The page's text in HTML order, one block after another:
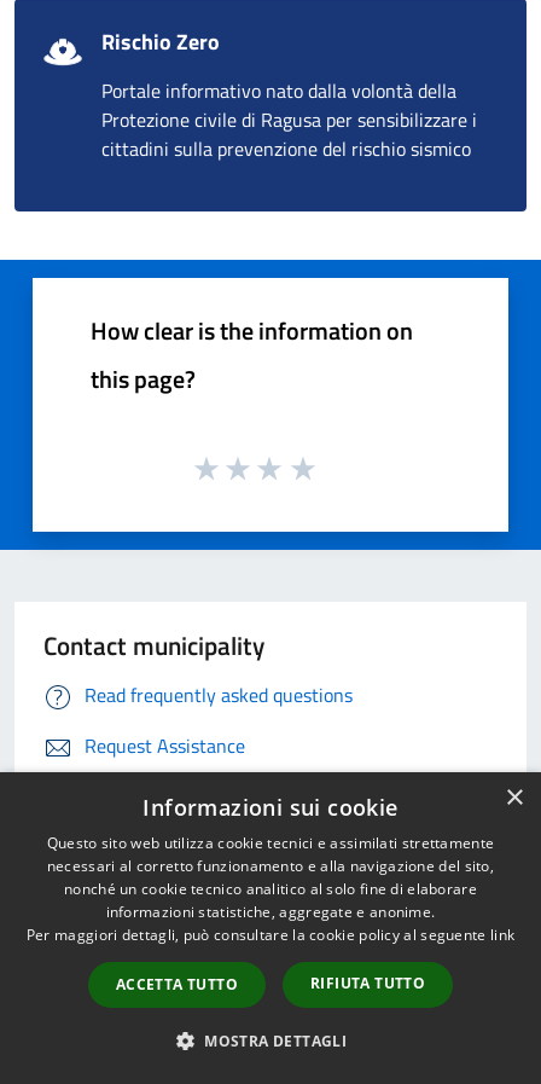
Rischio Zero
Portale informativo nato dalla volontà della
Protezione civile di Ragusa per sensibilizzare i
cittadini sulla prevenzione del rischio sismico
How clear is the information on
this page?
Contact municipality
Read frequently asked questions
Request Assistance
Call the municipality 0932676111
Book an appointment
problems in the city
Report inefficiency
×
Informazioni sui cookie
Questo sito web utilizza cookie tecnici e assimilati strettamente
necessari al corretto funzionamento e alla navigazione del sito,
nonché un cookie tecnico analitico al solo fine di elaborare
informazioni statistiche, aggregate e anonime.
Per maggiori dettagli, può consultare la cookie policy al seguente link
ACCETTA TUTTO RIFIUTA TUTTO
MOSTRA DETTAGLI